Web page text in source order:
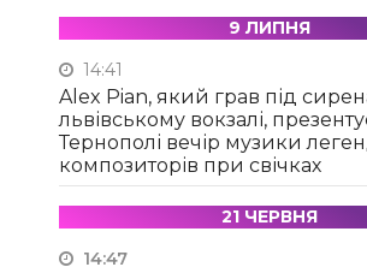
9 ЛИПНЯ
14:41
Alex Pian, який грав під
львівському вокзалі,
Тернополі вечір музики
композиторів при свічках
21 ЧЕРВНЯ
14:47